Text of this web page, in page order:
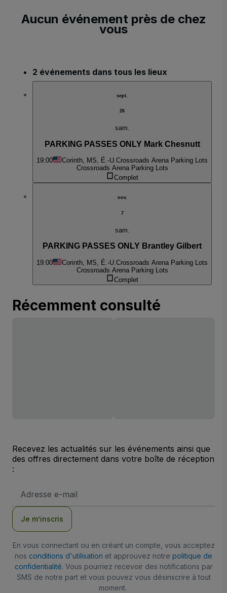
Aucun événement près de chez
vous
2 événements dans tous les lieux
sept.
26
sam.
PARKING PASSES ONLY Mark Chesnutt
19:00 Corinth, MS, É.-U.Crossroads Arena Parking Lots
Crossroads Arena Parking Lots
Complet
nov.
7
sam.
PARKING PASSES ONLY Brantley Gilbert
19:00 Corinth, MS, É.-U.Crossroads Arena Parking Lots
Crossroads Arena Parking Lots
Complet
Récemment consulté
Recevez les actualités sur les événements ainsi que
des offres directement dans votre boîte de réception
:
e-
Je m’inscris
En vous connectant ou en créant un compte, vous acceptez
nos conditions d'utilisation et approuvez notre politique de
confidentialité. Vous pourriez recevoir des notifications par
SMS de notre part et vous pouvez vous désinscrire à tout
moment.